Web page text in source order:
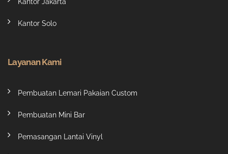
Kantor Jakarta
Kantor Solo
Layanan Kami
Pembuatan Lemari Pakaian Custom
Pembuatan Mini Bar
Pemasangan Lantai Vinyl